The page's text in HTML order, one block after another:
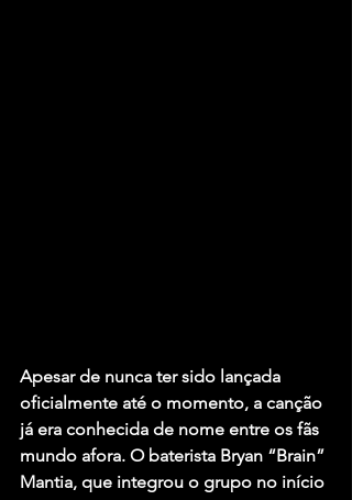
Apesar de nunca ter sido lançada
oficialmente até o momento, a canção
já era conhecida de nome entre os fãs
mundo afora. O baterista Bryan “Brain”
Mantia, que integrou o grupo no início